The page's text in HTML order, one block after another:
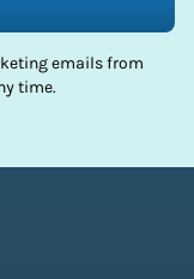
emails from
time.